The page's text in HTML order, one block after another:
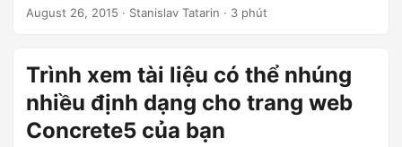
plugin GroupDocs.Viewer dành cho WordPress. Tùy thuộc
mây, thư viện .
August 26, 2015 · Stanislav Tatarin · 3 phút
Trình xem tài liệu có thể nhúng
nhiều định dạng cho trang web
Concrete5 của bạn